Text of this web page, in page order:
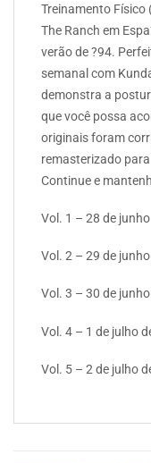
Treinamento Físico
The Ranch em
verão de ?94.
semanal com
demonstra a
que você possa
originais foram
remasterizado
Continue e
Vol. 1 – 28 de
Vol. 2 – 29 de
Vol. 3 – 30 de
Vol. 4 – 1 de julho
Vol. 5 – 2 de julho